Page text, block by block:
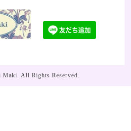
Maki. All Rights Reserved.